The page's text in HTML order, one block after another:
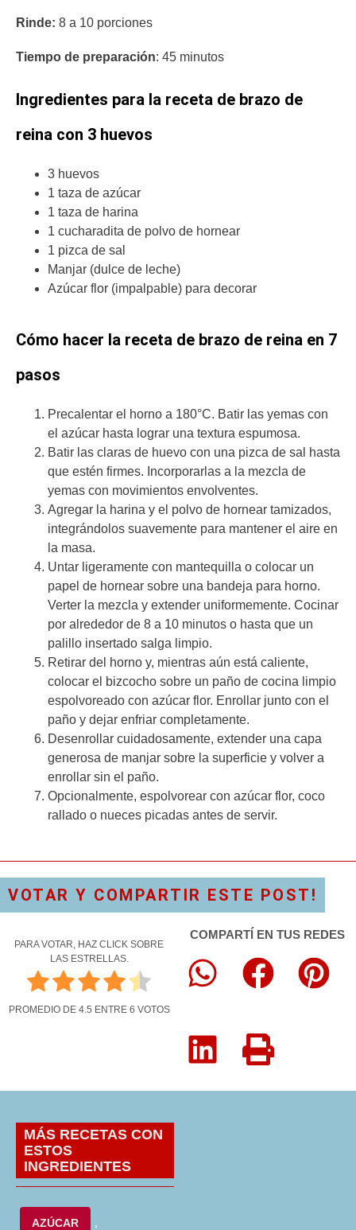
Rinde: 8 a 10 porciones
Tiempo de preparación: 45 minutos
Ingredientes para la receta de brazo de
reina con 3 huevos
3 huevos
1 taza de azúcar
1 taza de harina
1 cucharadita de polvo de hornear
1 pizca de sal
Manjar (dulce de leche)
Azúcar flor (impalpable) para decorar
Cómo hacer la receta de brazo de reina en 7
pasos
Precalentar el horno a 180°C. Batir las yemas con
el azúcar hasta lograr una textura espumosa.
Batir las claras de huevo con una pizca de sal hasta
que estén firmes. Incorporarlas a la mezcla de
yemas con movimientos envolventes.
Agregar la harina y el polvo de hornear tamizados,
integrándolos suavemente para mantener el aire en
la masa.
Untar ligeramente con mantequilla o colocar un
papel de hornear sobre una bandeja para horno.
Verter la mezcla y extender uniformemente. Cocinar
por alrededor de 8 a 10 minutos o hasta que un
palillo insertado salga limpio.
Retirar del horno y, mientras aún está caliente,
colocar el bizcocho sobre un paño de cocina limpio
espolvoreado con azúcar flor. Enrollar junto con el
paño y dejar enfriar completamente.
Desenrollar cuidadosamente, extender una capa
generosa de manjar sobre la superficie y volver a
enrollar sin el paño.
Opcionalmente, espolvorear con azúcar flor, coco
rallado o nueces picadas antes de servir.
VOTAR Y COMPARTIR ESTE POST!
PARA VOTAR, HAZ CLICK SOBRE
LAS ESTRELLAS.
PROMEDIO DE 4.5 ENTRE 6 VOTOS
COMPARTÍ EN TUS REDES
MÁS RECETAS CON
ESTOS
INGREDIENTES
AZÚCAR ,